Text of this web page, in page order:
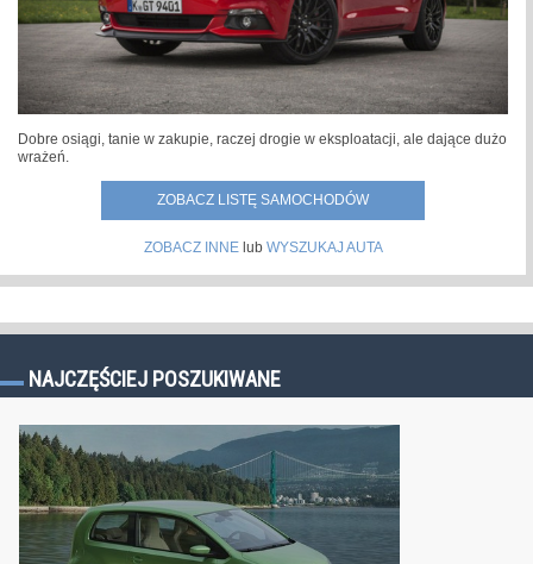
Dobre osiągi, tanie w zakupie, raczej drogie w eksploatacji, ale dające dużo
wrażeń.
ZOBACZ LISTĘ SAMOCHODÓW
ZOBACZ INNElub WYSZUKAJ AUTA
NAJCZĘŚCIEJ POSZUKIWANE